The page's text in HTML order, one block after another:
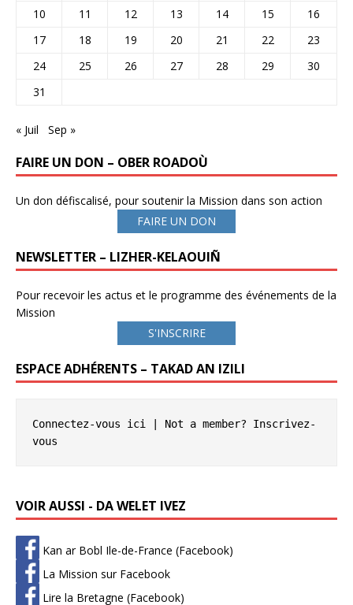
10
11 12 13 14 15
16
17
18 19 20 21 22
23
24
25 26 27 28 29
30
31
« Juil Sep »
FAIRE UN DON – OBER ROADOÙ
Un don défiscalisé, pour soutenir la Mission dans son action
FAIRE UN DON
NEWSLETTER – LIZHER-KELAOUIÑ
Pour recevoir les actus et le programme des événements de la
Mission
S'INSCRIRE
ESPACE ADHÉRENTS – TAKAD AN IZILI
Connectez-vous ici | Not a member? Inscrivez-
vous
VOIR AUSSI - DA WELET IVEZ
Kan ar Bobl Ile-de-France (Facebook)
La Mission sur Facebook
Lire la Bretagne (Facebook)